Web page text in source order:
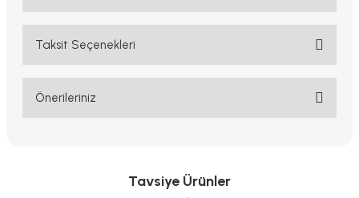
Bu ürüne ilk yorumu siz yapın!
Taksit Seçenekleri
Önerileriniz
Görüş ve önerileriniz için teşekkür ederiz.
Tavsiye Ürünler